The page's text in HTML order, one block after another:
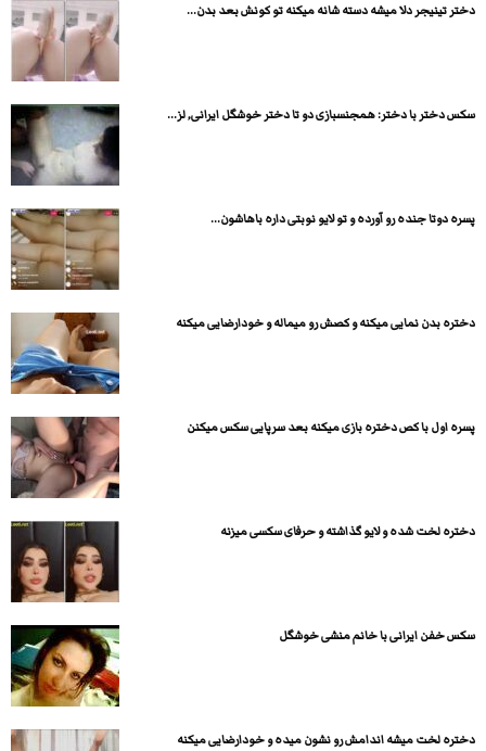
دختر تینیجر دلا میشه دسته شانه میکنه تو کونش بعد بدن...
سکس دختر با دختر: همجنسبازی دو تا دختر خوشگل ایرانی, لز...
پسره دوتا جنده رو آورده و تو لایو نوبتی داره باهاشون...
دختره بدن نمایی میکنه و کصش رو میماله و خودارضایی میکنه
پسره اول با کص دختره بازی میکنه بعد سرپایی سکس میکنن
دختره لخت شده و لایو گذاشته و حرفای سکسی میزنه
سکس خفن ایرانی با خانم منشی خوشگل
دختره لخت میشه اندامش رو نشون میده و خودارضایی میکنه